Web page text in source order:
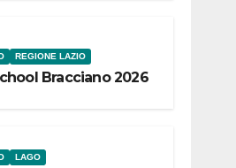
REGIONE LAZIO
Bracciano 2026
LAGO